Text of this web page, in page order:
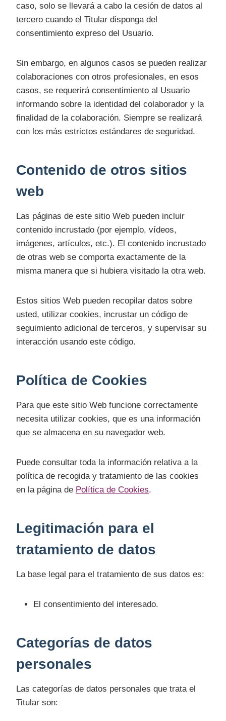
caso, solo se llevará a cabo la cesión de datos al
tercero cuando el Titular disponga del
consentimiento expreso del Usuario.
Sin embargo, en algunos casos se pueden realizar
colaboraciones con otros profesionales, en esos
casos, se requerirá consentimiento al Usuario
informando sobre la identidad del colaborador y la
finalidad de la colaboración. Siempre se realizará
con los más estrictos estándares de seguridad.
Contenido de otros sitios
web
Las páginas de este sitio Web pueden incluir
contenido incrustado (por ejemplo, vídeos,
imágenes, artículos, etc.). El contenido incrustado
de otras web se comporta exactamente de la
misma manera que si hubiera visitado la otra web.
Estos sitios Web pueden recopilar datos sobre
usted, utilizar cookies, incrustar un código de
seguimiento adicional de terceros, y supervisar su
interacción usando este código.
Política de Cookies
Para que este sitio Web funcione correctamente
necesita utilizar cookies, que es una información
que se almacena en su navegador web.
Puede consultar toda la información relativa a la
política de recogida y tratamiento de las cookies
en la página de Política de Cookies.
Legitimación para el
tratamiento de datos
La base legal para el tratamiento de sus datos es:
El consentimiento del interesado.
Categorías de datos
personales
Las categorías de datos personales que trata el
Titular son: